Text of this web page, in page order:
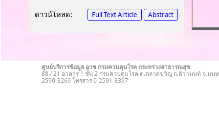
ดาวน์โหลด:
Full Text Article Abstract
ศูนย์บริการข้อมูล อวช กรมควบคุมโรค กระทรวงสาธารณสุข
88 / 21 อาคาร 1 ชั้น 2 กรมควบคุมโรค ต.ตลาดขวัญ ถ.ติวานนท์ จ.นน
2590-3269 โทรสาร 0-2591-8397